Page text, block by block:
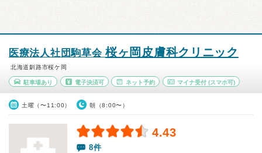
医療法人社団駒草会 桜ヶ岡皮膚科クリニック
北海道釧路市桜ケ岡
駐車場あり 電子決済可 ネット予約 マイナ受付 (スマホ可)
土曜（〜11:00） 朝（8:00〜）
4.43
8件